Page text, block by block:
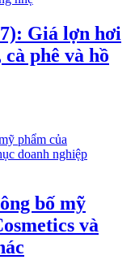
Giá lợn hơi
phê và hồ
bố mỹ
và